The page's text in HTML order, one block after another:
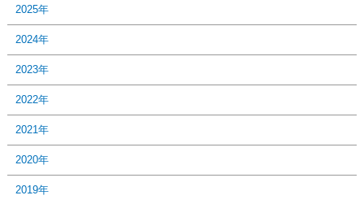
2025年
2024年
2023年
2022年
2021年
2020年
2019年